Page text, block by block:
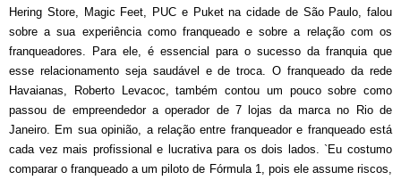
Hering Store, Magic Feet, PUC e Puket na cidade de São Paulo, falou
sobre a sua experiência como franqueado e sobre a relação com os
franqueadores. Para ele, é essencial para o sucesso da franquia que
esse relacionamento seja saudável e de troca. O franqueado da rede
Havaianas, Roberto Levacoc, também contou um pouco sobre como
passou de empreendedor a operador de 7 lojas da marca no Rio de
Janeiro. Em sua opinião, a relação entre franqueador e franqueado está
cada vez mais profissional e lucrativa para os dois lados. `Eu costumo
comparar o franqueado a um piloto de Fórmula 1, pois ele assume riscos,